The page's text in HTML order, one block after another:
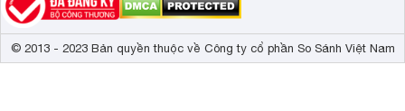
© 2013 - 2023 Bản quyền thuộc về Công ty cổ phần So Sánh Việt Nam